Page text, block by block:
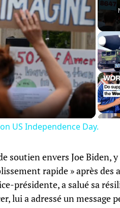
US Independence Day.
soutien envers Joe Biden,
rapide » après des
présidente, a salué sa
lui a adressé un message